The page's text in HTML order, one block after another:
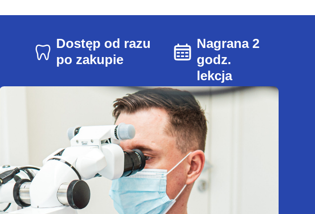
Dostęp od razu
po zakupie
Nagrana 2
godz.
lekcja